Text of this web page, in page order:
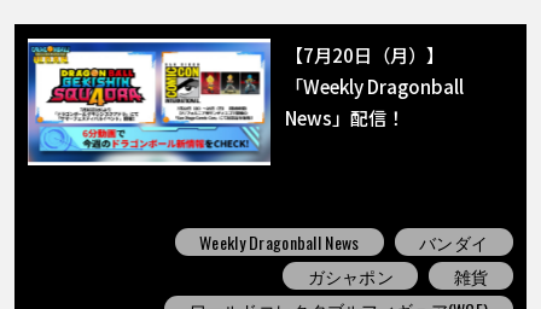
MOVIE
COLUMNS
【7月20日（月）】
「Weekly Dragonball
News」配信！
Weekly Dragonball News
バンダイ
ガシャポン
雑貨